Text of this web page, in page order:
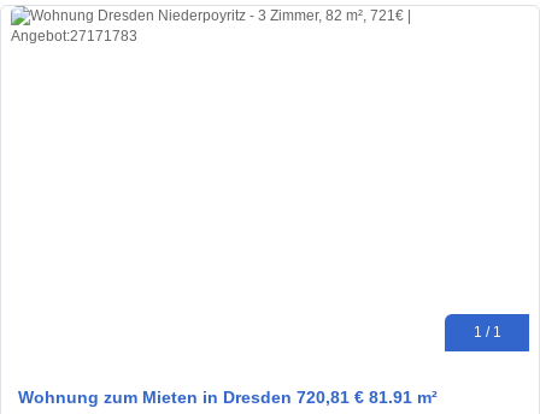
1 / 1
Wohnung zum Mieten in Dresden 720,81 € 81.91 m²